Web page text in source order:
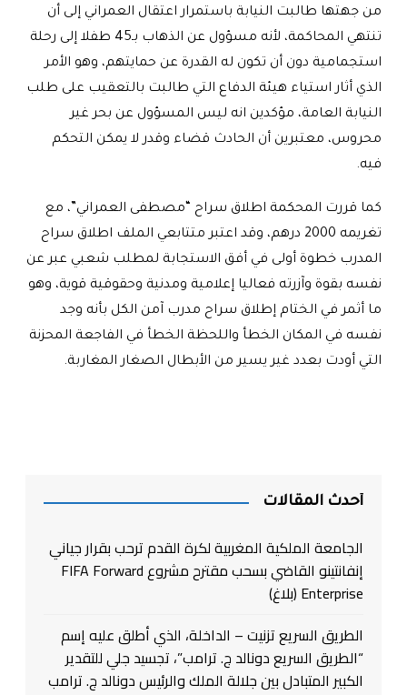
من جهتها طالبت النيابة باستمرار اعتقال العمراني إلى أن
تنتهي المحاكمة، لأنه مسؤول عن الذهاب بـ45 طفلا إلى رحلة
استجمامية دون أن تكون له القدرة عن حمايتهم، وهو الأمر
الذي أثار استياء هيئة الدفاع التي طالبت بالتعقيب على طلب
النيابة العامة، مؤكدين انه ليس المسؤول عن بحر غير
محروس، معتبرين أن الحادث قضاء وقدر لا يمكن التحكم
فيه.
كما قررت المحكمة اطلاق سراح “مصطفى العمراني”، مع
تغريمه 2000 درهم، وقد اعتبر متتابعي الملف اطلاق سراح
المدرب خطوة أولى في أفق الاستجابة لمطلب شعبي عبر عن
نفسه بقوة وآزرته فعاليا إعلامية ومدنية وحقوقية قوية، وهو
ما أثمر في الختام إطلاق سراح مدرب آمن الكل بأنه وجد
نفسه في المكان الخطأ واللحظة الخطأ في الفاجعة المحزنة
التي أودت بعدد غير يسير من الأبطال الصغار المغاربة.
أحدث المقالات
الجامعة الملكية المغربية لكرة القدم ترحب بقرار جياني
إنفانتينو القاضي بسحب مقترح مشروع FIFA Forward
Enterprise (بلاغ)
الطريق السريع تزنيت – الداخلة، الذي أطلق عليه إسم
“الطريق السريع دونالد ج. ترامب”، تجسيد جلي للتقدير
الكبير المتبادل بين جلالة الملك والرئيس دونالد ج. ترامب